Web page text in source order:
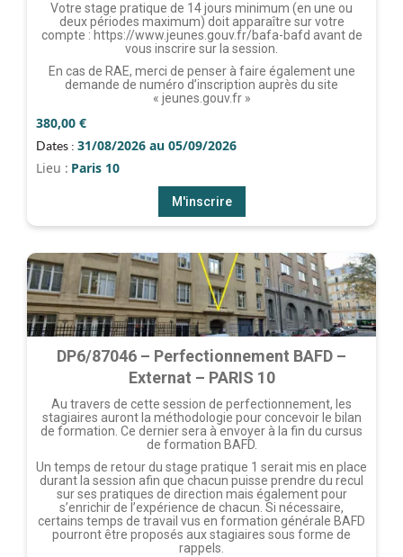
Votre stage pratique de 14 jours minimum (en une ou
deux périodes maximum) doit apparaître sur votre
compte : https://www.jeunes.gouv.fr/bafa-bafd avant de
vous inscrire sur la session.
En cas de RAE, merci de penser à faire également une
demande de numéro d’inscription auprès du site
« jeunes.gouv.fr »
380,00 €
Dates : 31/08/2026 au 05/09/2026
Lieu : Paris 10
M'inscrire
DP6/87046 – Perfectionnement BAFD –
Externat – PARIS 10
Au travers de cette session de perfectionnement, les
stagiaires auront la méthodologie pour concevoir le bilan
de formation. Ce dernier sera à envoyer à la fin du cursus
de formation BAFD.
Un temps de retour du stage pratique 1 serait mis en place
durant la session afin que chacun puisse prendre du recul
sur ses pratiques de direction mais également pour
s’enrichir de l’expérience de chacun. Si nécessaire,
certains temps de travail vus en formation générale BAFD
pourront être proposés aux stagiaires sous forme de
rappels.